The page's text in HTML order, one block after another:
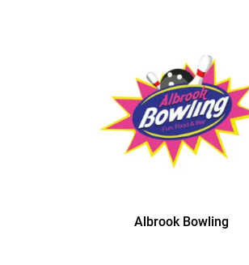
Albrook Bowling